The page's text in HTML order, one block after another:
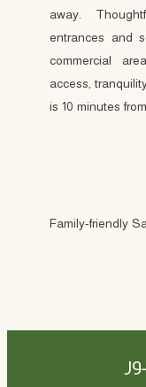
away.
entrances and
commercial
access,
is 10 minutes
Family-friendly